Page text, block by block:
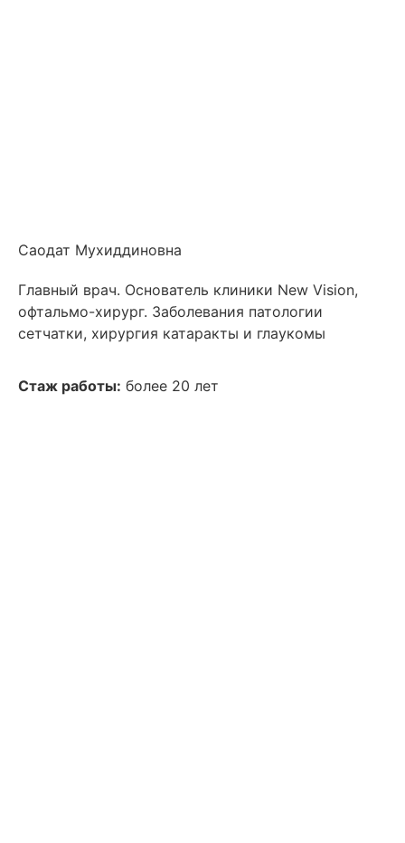
Саодат Мухиддиновна
Главный врач. Основатель клиники New Vision,
офтальмо-хирург. Заболевания патологии
сетчатки, хирургия катаракты и глаукомы
Стаж работы: более 20 лет